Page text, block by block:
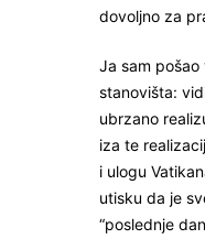
dovoljno za
Ja sam
stanovišta:
ubrzano
iza te
i ulogu
utisku da je
“poslednje